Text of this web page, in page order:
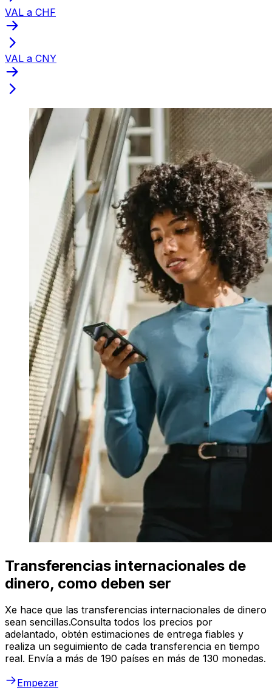
VAL a CHF
VAL a CNY
Transferencias internacionales de
dinero, como deben ser
Xe hace que las transferencias internacionales de dinero
sean sencillas.Consulta todos los precios por
adelantado, obtén estimaciones de entrega fiables y
realiza un seguimiento de cada transferencia en tiempo
real. Envía a más de 190 países en más de 130 monedas.
Empezar